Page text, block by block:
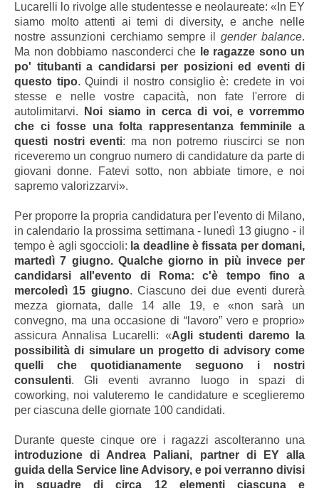
Lucarelli lo rivolge alle studentesse e neolaureate: «In EY
siamo molto attenti ai temi di diversity, e anche nelle
nostre assunzioni cerchiamo sempre ilgender balance.
Ma non dobbiamo nasconderci che le ragazze sono un
po' titubanti a candidarsi per posizioni ed eventi di
questo tipo. Quindi il nostro consiglio è: credete in voi
stesse e nelle vostre capacità, non fate l'errore di
autolimitarvi.
Noi siamo in cerca di voi, e vorremmo
che ci fosse una folta rappresentanza femminile a
questi nostri eventi: ma non potremo riuscirci se non
riceveremo un congruo numero di candidature da parte di
giovani donne. Fatevi sotto, non abbiate timore, e noi
sapremo valorizzarvi».
Per proporre la propria candidatura per l'evento di Milano,
in calendario la prossima settimana - lunedì 13 giugno - il
tempo è agli sgoccioli: la deadline è fissata per domani,
martedì 7 giugno. Qualche giorno in più invece per
candidarsi all'evento di Roma: c'è tempo fino a
mercoledì 15 giugno. Ciascuno dei due eventi durerà
mezza giornata, dalle 14 alle 19, e «non sarà un
convegno, ma una occasione di “lavoro” vero e proprio»
assicura Annalisa Lucarelli: «Agli studenti daremo la
possibilità di simulare un progetto di advisory come
quelli che quotidianamente seguono i nostri
consulenti. Gli eventi avranno luogo in spazi di
coworking, noi valuteremo le candidature e sceglieremo
per ciascuna delle giornate 100 candidati.
Durante queste cinque ore i ragazzi ascolteranno una
introduzione di Andrea Paliani, partner di EY alla
guida della Service line Advisory, e poi verranno divisi
in squadre di circa 12 elementi ciascuna e